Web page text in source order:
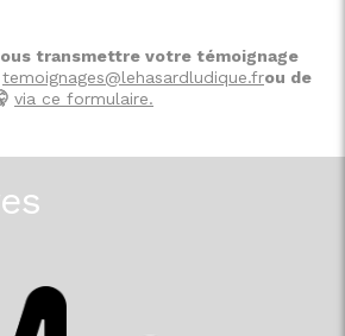
transmettre votre témoignage
temoignages@lehasardludique.frou de
via ce formulaire.